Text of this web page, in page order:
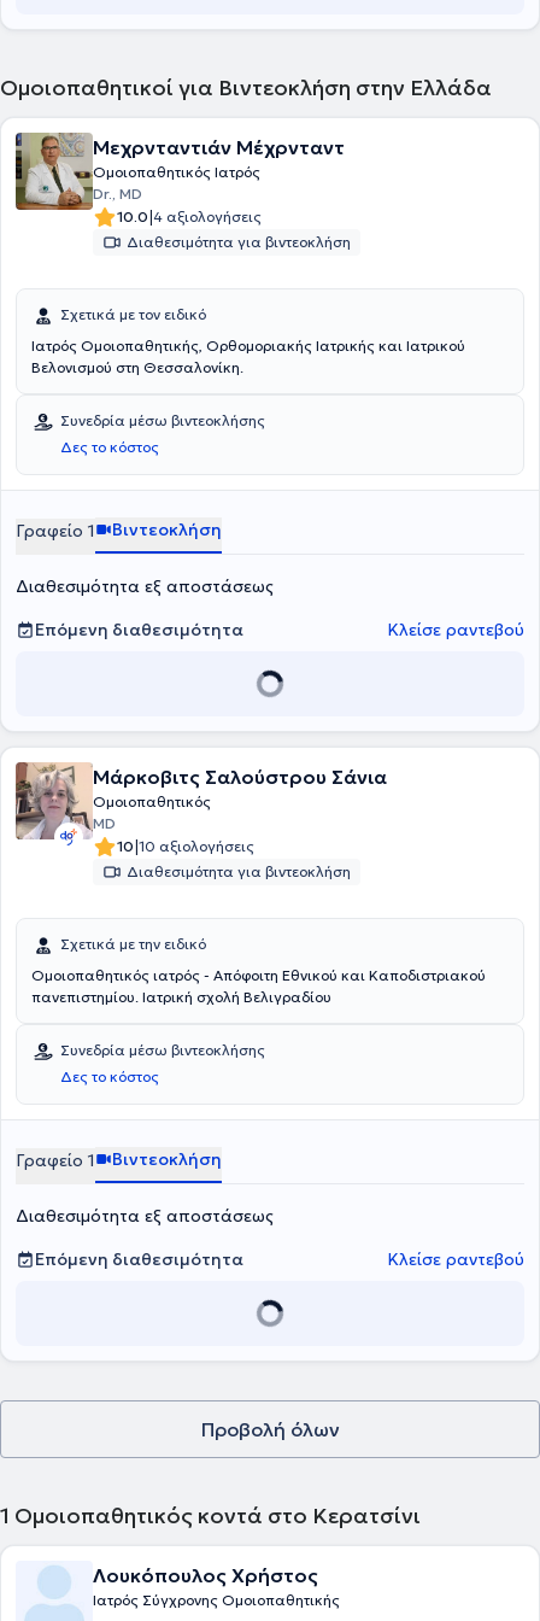
Ομοιοπαθητικοί για Βιντεοκλήση στην Ελλάδα
Μεχρνταντιάν Μέχρνταντ
Ομοιοπαθητικός Ιατρός
Dr., MD
10.0|4 αξιολογήσεις
Διαθεσιμότητα για βιντεοκλήση
Σχετικά με τον ειδικό
Ιατρός Ομοιοπαθητικής, Ορθομοριακής Ιατρικής και Ιατρικού
Βελονισμού στη Θεσσαλονίκη.
Συνεδρία μέσω βιντεοκλήσης
Δες το κόστος
Γραφείο 1 Βιντεοκλήση
Διαθεσιμότητα εξ αποστάσεως
Επόμενη διαθεσιμότητα
Κλείσε ραντεβού
Μάρκοβιτς Σαλούστρου Σάνια
Ομοιοπαθητικός
MD
10|10 αξιολογήσεις
Διαθεσιμότητα για βιντεοκλήση
Σχετικά με την ειδικό
Ομοιοπαθητικός ιατρός - Απόφοιτη Εθνικού και Καποδιστριακού
πανεπιστημίου. Ιατρική σχολή Βελιγραδίου
Συνεδρία μέσω βιντεοκλήσης
Δες το κόστος
Γραφείο 1 Βιντεοκλήση
Διαθεσιμότητα εξ αποστάσεως
Επόμενη διαθεσιμότητα
Κλείσε ραντεβού
Προβολή όλων
1 Ομοιοπαθητικός κοντά στο Κερατσίνι
Λουκόπουλος Χρήστος
Ιατρός Σύγχρονης Ομοιοπαθητικής